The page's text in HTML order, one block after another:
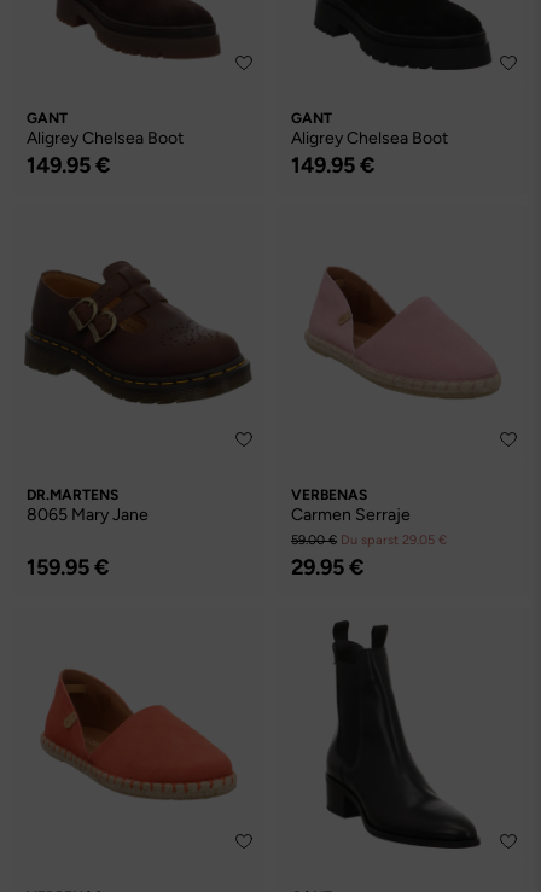
GANT
Aligrey Chelsea Boot
149.95 €
GANT
Aligrey Chelsea Boot
149.95 €
DR.MARTENS
8065 Mary Jane
159.95 €
VERBENAS
Carmen Serraje
59.00 € Du sparst 29.05 €
29.95 €